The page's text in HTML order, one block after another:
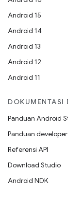
Android 15
Android 14
Android 13
Android 12
Android 11
DOKUMENTASI
Panduan Android
Panduan developer
Referensi API
Download Studio
Android NDK